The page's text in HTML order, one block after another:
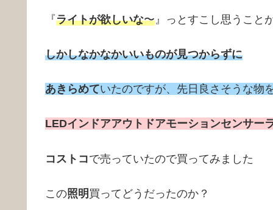
『ライトが欲しいな〜 』っとすこし思うこと
しかしなかなかいいものが見つからずに
あきらめていたのですが、先日良さそうな物
LEDインドアアウトドアモーションセンサー
コストコで売っていたので買ってみました
この照明 買ってどうだったのか？